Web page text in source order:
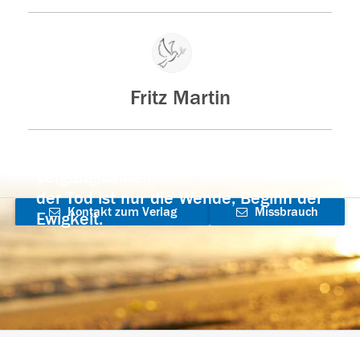
Fritz Martin
der Tod ist nur die Wende, Beginn der
Ewigkeit.
Kontakt zum Verlag
aufnehmen
Missbrauch